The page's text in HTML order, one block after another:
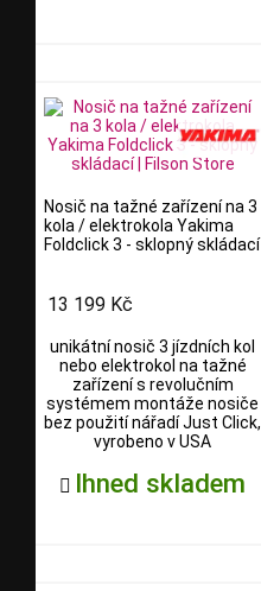
Nosič na tažné zařízení na 3
kola / elektrokola Yakima
Foldclick 3 - sklopný skládací
13 199 Kč
unikátní nosič 3 jízdních kol
nebo elektrokol na tažné
zařízení s revolučním
systémem montáže nosiče
bez použití nářadí Just Click,
vyrobeno v USA
 Ihned skladem